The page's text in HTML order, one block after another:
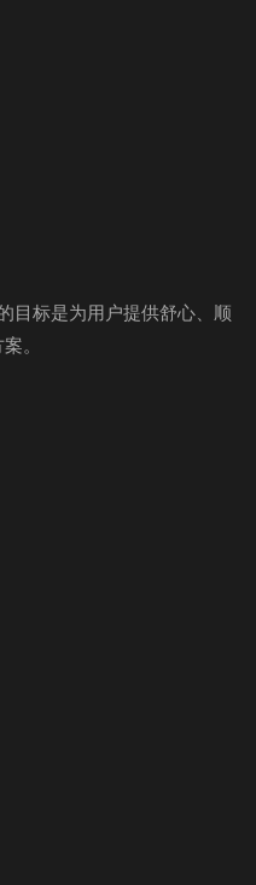
目标是为用户提供舒心、顺
。